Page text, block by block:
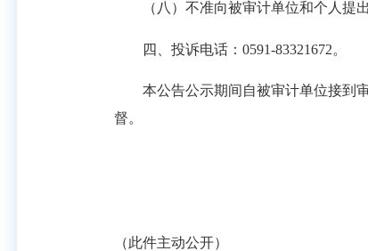
（八）不准向被审计单位和个人提出
四、投诉电话：0591-83321672。
本公告公示期间自被审计单位接到审
督。
（此件主动公开）